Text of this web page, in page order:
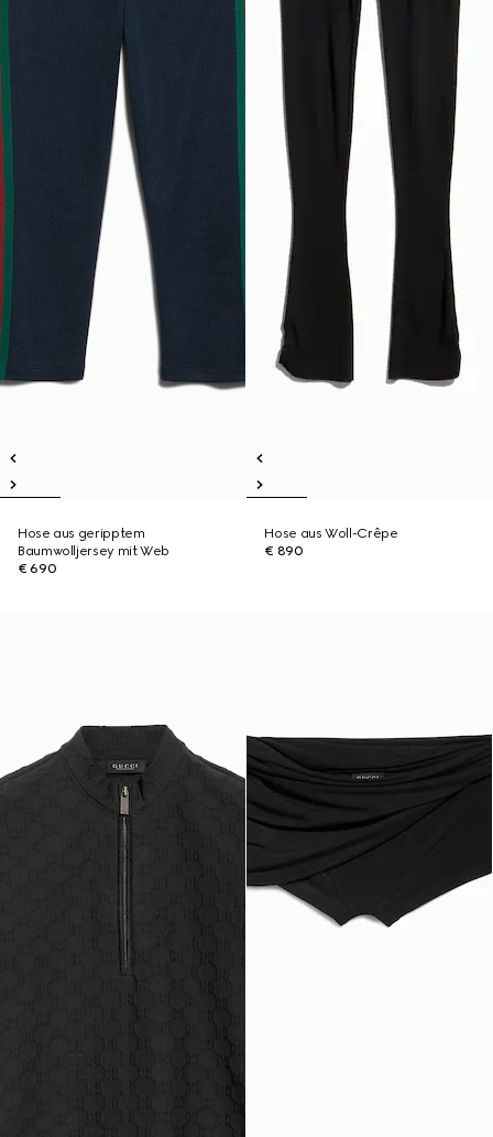
Hose aus geripptem
Baumwolljersey mit Web
€ 690
Hose aus Woll-Crêpe
€ 890